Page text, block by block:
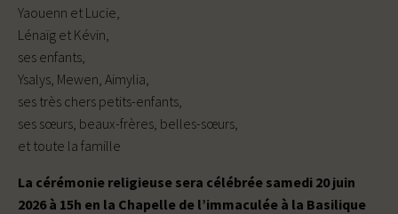
Yaouenn et Lucie,
Lénaïg et Kévin,
ses enfants,
Ysalys, Mewen, Aimylia,
ses très chers petits-enfants,
ses sœurs, beaux-frères, belles-sœurs,
et toute la famille
La cérémonie religieuse sera célébrée samedi 20 juin
2026 à 15h en la Chapelle de l’immaculée à la Basilique